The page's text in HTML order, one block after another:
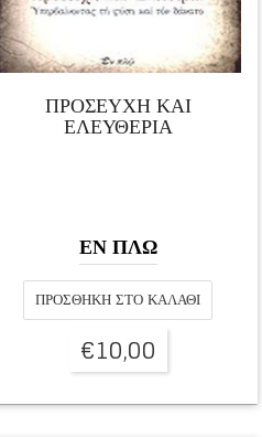
ΠΡΟΣΕΥΧΗ ΚΑΙ
ΕΛΕΥΘΕΡΙΑ
ΕΝ ΠΛΩ
ΠΡΟΣΘΉΚΗ ΣΤΟ ΚΑΛΆΘΙ
€10,00